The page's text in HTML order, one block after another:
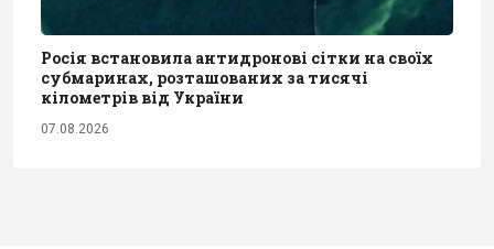
Росія встановила антидронові сітки на своїх
субмаринах, розташованих за тисячі
кілометрів від України
07.08.2026